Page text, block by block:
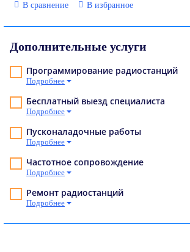
В сравнение В избранное
Дополнительные услуги
Программирование радиостанций
Подробнее
Бесплатный выезд специалиста
Подробнее
Пусконаладочные работы
Подробнее
Частотное сопровождение
Подробнее
Ремонт радиостанций
Подробнее